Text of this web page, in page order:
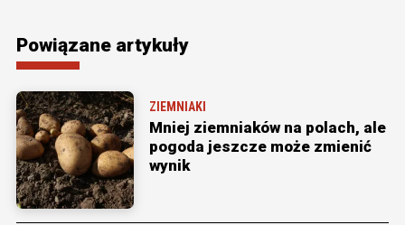
Powiązane artykuły
ZIEMNIAKI
Mniej ziemniaków na polach, ale
pogoda jeszcze może zmienić
wynik